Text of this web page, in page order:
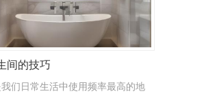
间的技巧
们日常生活中使用频率最高的地